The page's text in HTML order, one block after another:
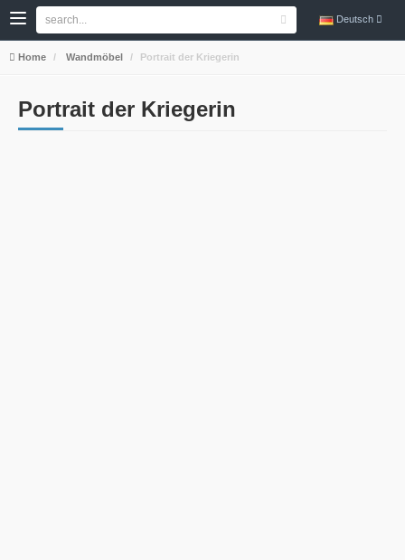
Deutsch
Home Wandmöbel Portrait der Kriegerin
Portrait der Kriegerin